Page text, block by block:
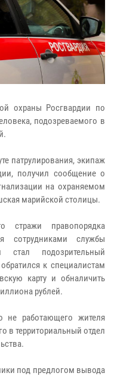
охраны Росгвардии по
подозреваемого в
патрулирования, экипаж
получил сообщение о
на охраняемом
марийской столицы.
стражи правопорядка
сотрудниками службы
стал подозрительный
к специалистам
карту и обналичить
рублей.
не работающего жителя
в территориальный отдел
под предлогом вывода